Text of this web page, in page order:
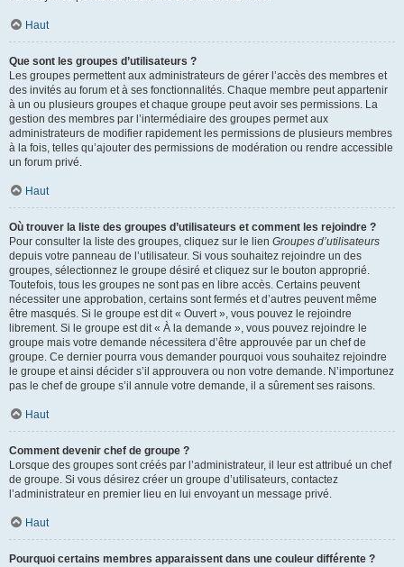
Haut
Que sont les groupes d’utilisateurs ?
Les groupes permettent aux administrateurs de gérer l’accès des membres et
des invités au forum et à ses fonctionnalités. Chaque membre peut appartenir
à un ou plusieurs groupes et chaque groupe peut avoir ses permissions. La
gestion des membres par l’intermédiaire des groupes permet aux
administrateurs de modifier rapidement les permissions de plusieurs membres
à la fois, telles qu’ajouter des permissions de modération ou rendre accessible
un forum privé.
Haut
Où trouver la liste des groupes d’utilisateurs et comment les rejoindre ?
Pour consulter la liste des groupes, cliquez sur le lien Groupes d’utilisateurs
depuis votre panneau de l’utilisateur. Si vous souhaitez rejoindre un des
groupes, sélectionnez le groupe désiré et cliquez sur le bouton approprié.
Toutefois, tous les groupes ne sont pas en libre accès. Certains peuvent
nécessiter une approbation, certains sont fermés et d’autres peuvent même
être masqués. Si le groupe est dit « Ouvert », vous pouvez le rejoindre
librement. Si le groupe est dit « À la demande », vous pouvez rejoindre le
groupe mais votre demande nécessitera d’être approuvée par un chef de
groupe. Ce dernier pourra vous demander pourquoi vous souhaitez rejoindre
le groupe et ainsi décider s’il approuvera ou non votre demande. N’importunez
pas le chef de groupe s’il annule votre demande, il a sûrement ses raisons.
Haut
Comment devenir chef de groupe ?
Lorsque des groupes sont créés par l’administrateur, il leur est attribué un chef
de groupe. Si vous désirez créer un groupe d’utilisateurs, contactez
l’administrateur en premier lieu en lui envoyant un message privé.
Haut
Pourquoi certains membres apparaissent dans une couleur différente ?